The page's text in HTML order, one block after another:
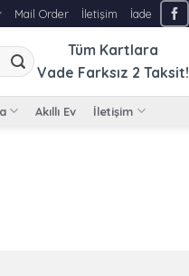
Mail Order İletişim İade
Tüm Kartlara
Vade Farksız 2 Taksit!
Akıllı Ev İletişim